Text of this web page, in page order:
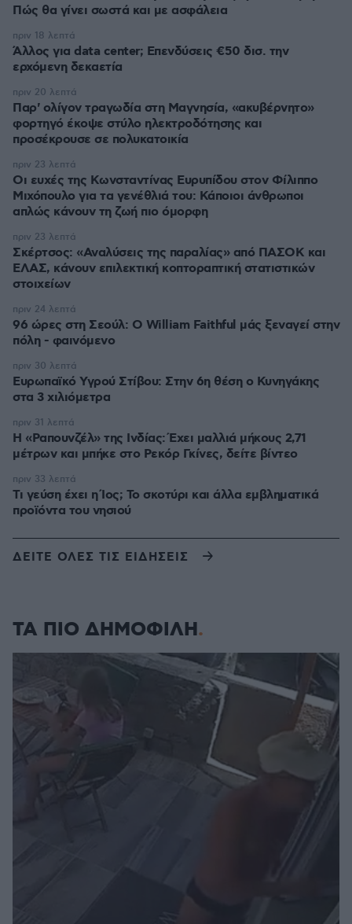
Πώς θα γίνει σωστά και με ασφάλεια
Άλλος για data center; Επενδύσεις €50 δισ. την
ερχόμενη δεκαετία
πριν 18 λεπτά
Παρ' ολίγον τραγωδία στη Μαγνησία, «ακυβέρνητο»
φορτηγό έκοψε στύλο ηλεκτροδότησης και
προσέκρουσε σε πολυκατοικία
πριν 20 λεπτά
Οι ευχές της Κωνσταντίνας Ευρυπίδου στον Φίλιππο
Μιχόπουλο για τα γενέθλιά του: Κάποιοι άνθρωποι
απλώς κάνουν τη ζωή πιο όμορφη
πριν 23 λεπτά
Σκέρτσος: «Αναλύσεις της παραλίας» από ΠΑΣΟΚ και
ΕΛΑΣ, κάνουν επιλεκτική κοπτοραπτική στατιστικών
στοιχείων
πριν 23 λεπτά
96 ώρες στη Σεούλ: Ο William Faithful μάς ξεναγεί στην
πόλη - φαινόμενο
πριν 24 λεπτά
Ευρωπαϊκό Υγρού Στίβου: Στην 6η θέση ο Κυνηγάκης
στα 3 χιλιόμετρα
πριν 30 λεπτά
Η «Ραπουνζέλ» της Ινδίας: Έχει μαλλιά μήκους 2,71
μέτρων και μπήκε στο Ρεκόρ Γκίνες, δείτε βίντεο
πριν 31 λεπτά
Τι γεύση έχει η Ίος; Το σκοτύρι και άλλα εμβληματικά
προϊόντα του νησιού
πριν 33 λεπτά
ΔΕΙΤΕ ΟΛΕΣ ΤΙΣ ΕΙΔΗΣΕΙΣ
ΤΑ ΠΙΟ ΔΗΜΟΦΙΛΗ